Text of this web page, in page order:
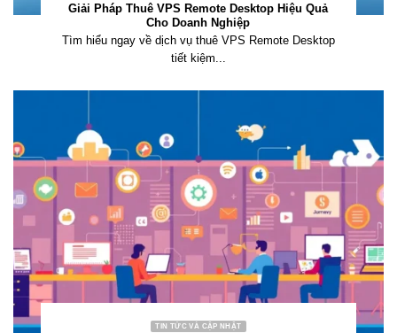
Giải Pháp Thuê VPS Remote Desktop Hiệu Quả
Cho Doanh Nghiệp
Tìm hiểu ngay về dịch vụ thuê VPS Remote Desktop
tiết kiệm...
TIN TỨC VÀ CẬP NHẬT